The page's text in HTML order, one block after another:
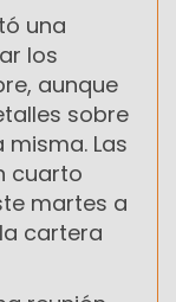
una
los
aunque
sobre
Las
cuarto
martes a
cartera